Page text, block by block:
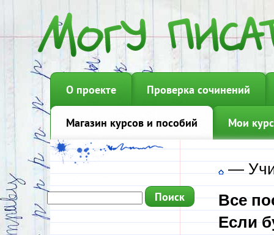
О проекте Проверка сочинений
Магазин курсов и пособий Мои
—
Все
Если